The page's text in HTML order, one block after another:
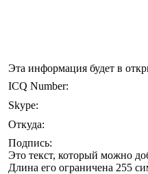
Эта информация будет в
ICQ Number:
Skype:
Откуда:
Подпись:
Это текст, который можно
Длина его ограничена 255